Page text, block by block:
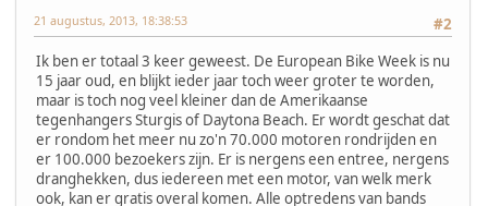
#2
21 augustus, 2013, 18:38:53
Ik ben er totaal 3 keer geweest. De European Bike Week is nu
15 jaar oud, en blijkt ieder jaar toch weer groter te worden,
maar is toch nog veel kleiner dan de Amerikaanse
tegenhangers Sturgis of Daytona Beach. Er wordt geschat dat
er rondom het meer nu zo'n 70.000 motoren rondrijden en
er 100.000 bezoekers zijn. Er is nergens een entree, nergens
dranghekken, dus iedereen met een motor, van welk merk
ook, kan er gratis overal komen. Alle optredens van bands